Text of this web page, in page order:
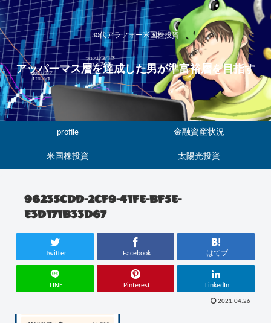
30代アラフォー米国株投資
アッパーマス層を達成した男が準富裕層を目指す
profile 金融資産状況
米国株投資 太陽光投資
96235CDD-2CF9-41FE-BF5E-
E3D171B33D67
Twitter Facebook はてブ
LINE Pinterest LinkedIn
2021.04.26